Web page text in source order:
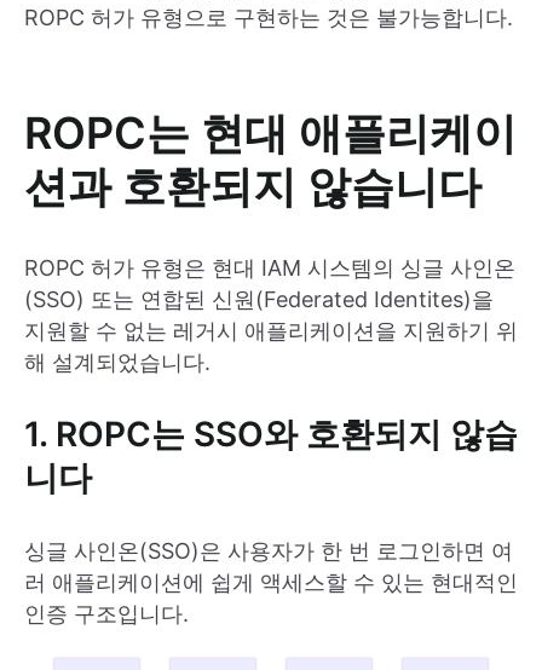
ROPC 허가 유형으로 구현하는 것은 불가능합니다.
ROPC는 현대 애플리케이
션과 호환되지 않습니다
ROPC 허가 유형은 현대 IAM 시스템의 싱글 사인온
(SSO) 또는 연합된 신원(Federated Identites)을
지원할 수 없는 레거시 애플리케이션을 지원하기 위
해 설계되었습니다.
1. ROPC는 SSO와 호환되지 않습
니다
싱글 사인온(SSO)은 사용자가 한 번 로그인하면 여
러 애플리케이션에 쉽게 액세스할 수 있는 현대적인
인증 구조입니다.